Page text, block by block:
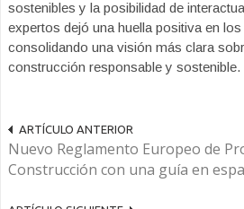
sostenibles y la posibilidad de
expertos dejó una huella positiva en
consolidando una visión más clara
construcción responsable y sostenible.
ARTÍCULO ANTERIOR
Nuevo Reglamento Europeo de
Construcción con una guía en